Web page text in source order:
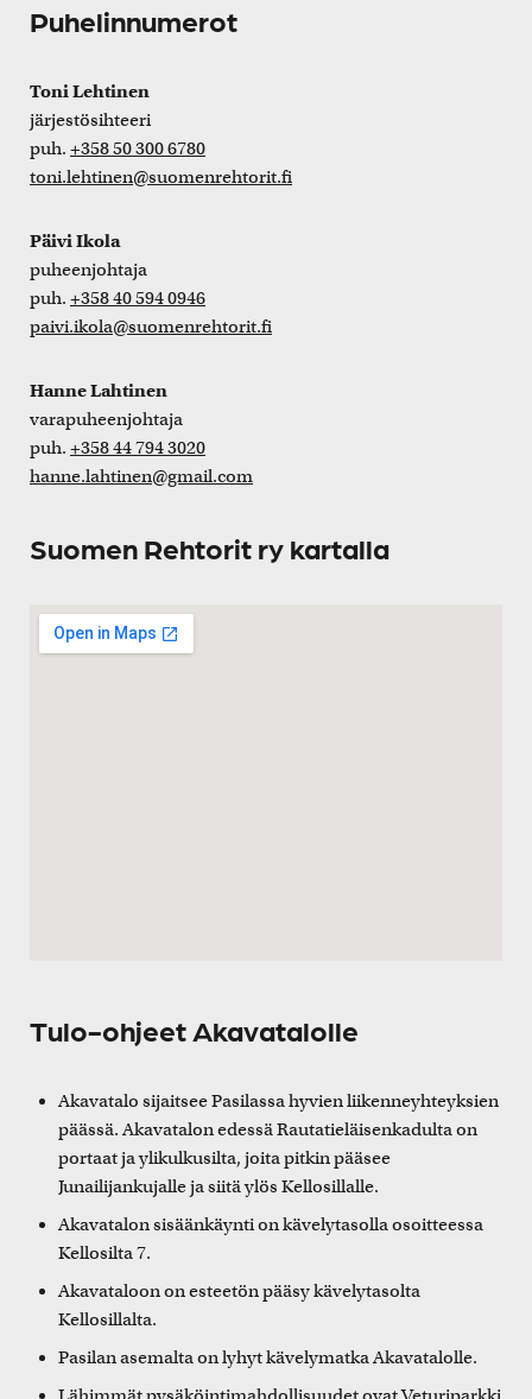
Puhelinnumerot
Toni Lehtinen
järjestösihteeri
puh. +358 50 300 6780
toni.lehtinen@suomenrehtorit.fi
Päivi Ikola
puheenjohtaja
puh. +358 40 594 0946
paivi.ikola@suomenrehtorit.fi
Hanne Lahtinen
varapuheenjohtaja
puh. +358 44 794 3020
hanne.lahtinen@gmail.com
Suomen Rehtorit ry kartalla
Tulo-ohjeet Akavatalolle
Akavatalo sijaitsee Pasilassa hyvien liikenneyhteyksien
päässä. Akavatalon edessä Rautatieläisenkadulta on
portaat ja ylikulkusilta, joita pitkin pääsee
Junailijankujalle ja siitä ylös Kellosillalle.
Akavatalon sisäänkäynti on kävelytasolla osoitteessa
Kellosilta 7.
Akavataloon on esteetön pääsy kävelytasolta
Kellosillalta.
Pasilan asemalta on lyhyt kävelymatka Akavatalolle.